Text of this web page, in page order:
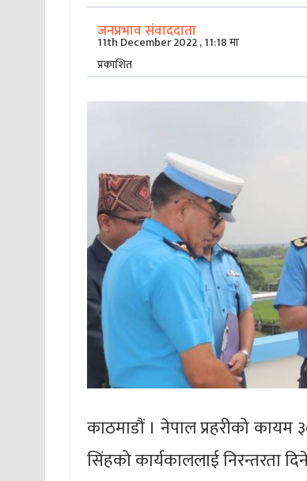
जनप्रभाव संवाददाता
11th December 2022 , 11:18 मा
प्रकाशित
काठमाडौं । नेपाल प्रहरीको कायम
सिंहको कार्यकाललाई निरन्तरता